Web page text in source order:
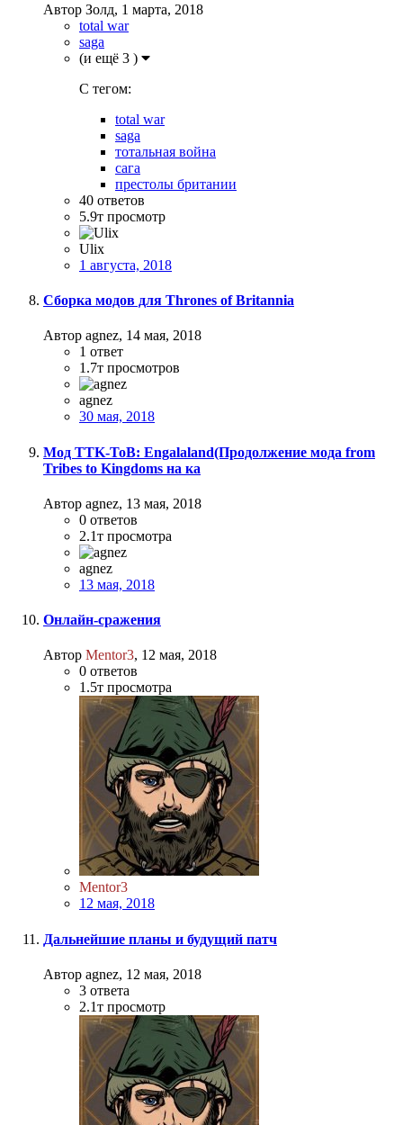
Автор Золд, 1 марта, 2018
total war
saga
(и ещё 3 )
C тегом:
total war
saga
тотальная война
сага
престолы британии
40 ответов
5.9т просмотр
Ulix
1 августа, 2018
Сборка модов для Thrones of Britannia
Автор agnez, 14 мая, 2018
1 ответ
1.7т просмотров
agnez
30 мая, 2018
Мод TTK-ToB: Engalaland(Продолжение мода from
Tribes to Kingdoms на ка
Автор agnez, 13 мая, 2018
0 ответов
2.1т просмотра
agnez
13 мая, 2018
Онлайн-сражения
Автор Mentor3, 12 мая, 2018
0 ответов
1.5т просмотра
Mentor3
12 мая, 2018
Дальнейшие планы и будущий патч
Автор agnez, 12 мая, 2018
3 ответа
2.1т просмотр